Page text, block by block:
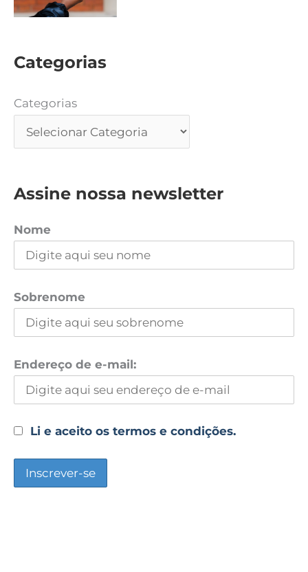
Categorias
Categorias
Assine nossa newsletter
Nome
Sobrenome
Endereço de e-mail:
Li e aceito os termos e condições.